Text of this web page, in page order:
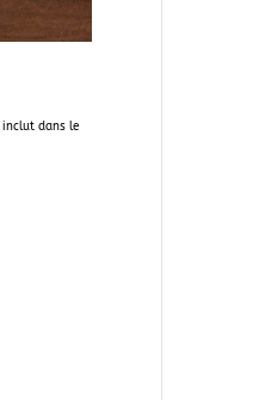
inclut dans le